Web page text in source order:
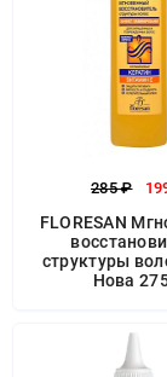
285 ₽
FLORESAN
структуры
Нова